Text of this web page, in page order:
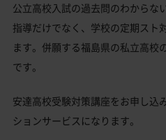
公立高校入試の過去問のわからな
指導だけでなく、学校の定期スト
ます。併願する福島県の私立高校
です。
安達高校受験対策講座をお申し込
ションサービスになります。